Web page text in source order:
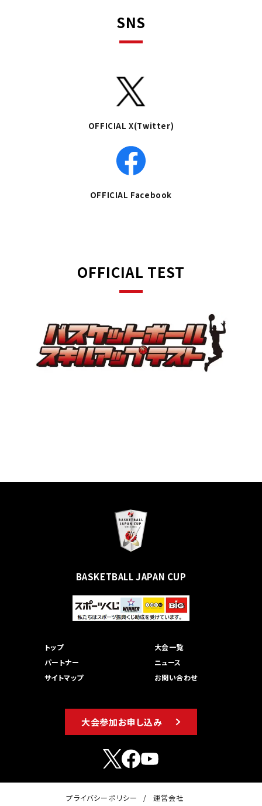
SNS
OFFICIAL X(Twitter)
OFFICIAL Facebook
OFFICIAL TEST
BASKETBALL JAPAN CUP
トップ
大会一覧
パートナー
ニュース
サイトマップ
お問い合わせ
大会参加お申し込み
プライバシーポリシー 運営会社